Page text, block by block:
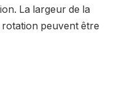
La largeur de la
rotation peuvent être